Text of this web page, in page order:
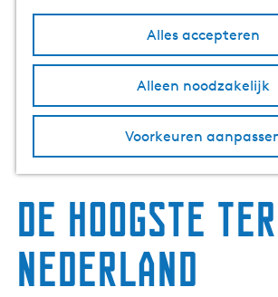
Alles accepteren
Alleen noodzakelijk
Voorkeuren
e
o
e
De hoogste
Nederland